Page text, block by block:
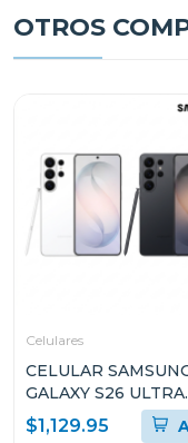
OTROS
Celulares
CELULAR
GALAXY S26 ULTRA
CON 12GB DE RAM
512GB DE
$1,129.95